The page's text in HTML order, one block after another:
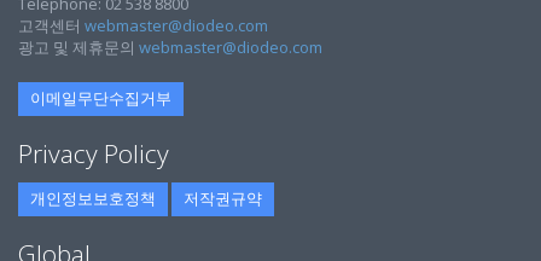
고객센터 webmaster@diodeo.com
광고 및 제휴문의 webmaster@diodeo.com
이메일무단수집거부
Privacy Policy
개인정보보호정책 저작권규약
Global